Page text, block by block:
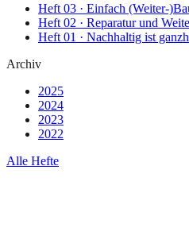
Heft 03 · Einfach (Weiter-
Heft 02 · Reparatur und
Heft 01 · Nachhaltig ist
Archiv
2025
2024
2023
2022
Alle Hefte